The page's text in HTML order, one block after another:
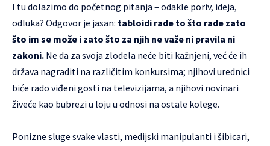
I tu dolazimo do početnog pitanja – odakle poriv, ideja,
odluka? Odgovor je jasan: tabloidi rade to što rade zato
što im se može i zato što za njih ne važe ni pravila ni
zakoni. Ne da za svoja zlodela neće biti kažnjeni, već će ih
država nagraditi na različitim konkursima; njihovi urednici
biće rado viđeni gosti na televizijama, a njihovi novinari
živeće kao bubrezi u loju u odnosi na ostale kolege.
Ponizne sluge svake vlasti, medijski manipulanti i šibicari,